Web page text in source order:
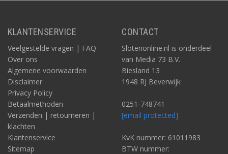
KLANTENSERVICE
Veelgestelde vragen | FAQ
Over ons
Algemene voorwaarden
Disclaimer
Privacy Policy
Betaalmethoden
Verzenden | retourneren |
klachten
Klantenservice
Sitemap
CONTACT
Slotenonline.nl is onderdeel
van Media 73 B.V.
Biesland 13
1948 RJ Beverwijk
0251-748741
[email protected]
KvK nummer: 61011983
BTW nummer: